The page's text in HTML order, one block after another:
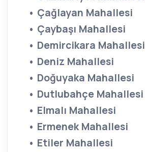
• Çağlayan Mahallesi
• Çaybaşı Mahallesi
• Demircikara Mahallesi
• Deniz Mahallesi
• Doğuyaka Mahallesi
• Dutlubahçe Mahallesi
• Elmalı Mahallesi
• Ermenek Mahallesi
• Etiler Mahallesi